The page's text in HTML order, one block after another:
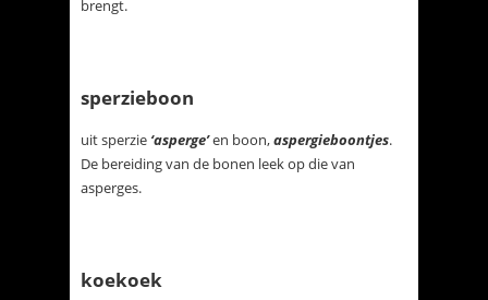
brengt.
sperzieboon
uit sperzie ‘asperge’en boon,aspergieboontjes.
De bereiding van de bonen leek op die van
asperges.
koekoek